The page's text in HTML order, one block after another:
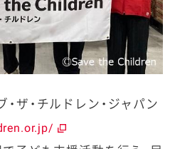
ザ・チルドレン・ジャパン